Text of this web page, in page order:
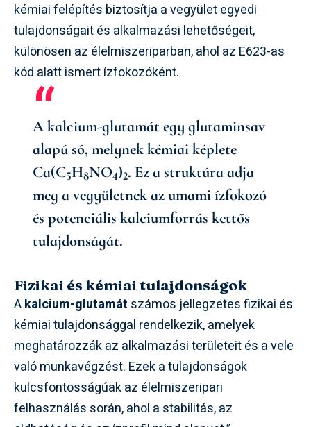
kémiai felépítés biztosítja a vegyület egyedi
tulajdonságait és alkalmazási lehetőségeit,
különösen az élelmiszeriparban, ahol az E623-as
kód alatt ismert ízfokozóként.
A kalcium-glutamát egy glutaminsav
alapú só, melynek kémiai képlete
Ca(C5H8NO4)2. Ez a struktúra adja
meg a vegyületnek az umami ízfokozó
és potenciális kalciumforrás kettős
tulajdonságát.
Fizikai és kémiai tulajdonságok
Akalcium-glutamát számos jellegzetes fizikai és
kémiai tulajdonsággal rendelkezik, amelyek
meghatározzák az alkalmazási területeit és a vele
való munkavégzést. Ezek a tulajdonságok
kulcsfontosságúak az élelmiszeripari
felhasználás során, ahol a stabilitás, az